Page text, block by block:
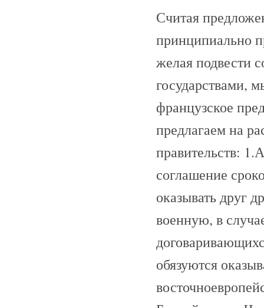
Считая
принципиально
желая подвести
государствами,
французское
предлагаем на
правительств:
соглашение
оказывать друг
военную, в
обязуются